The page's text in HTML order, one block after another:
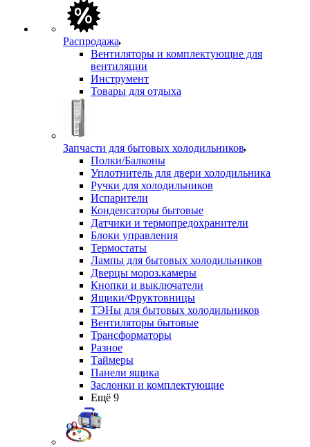
Распродажа
Вентиляторы и комплектующие для
вентиляции
Инструмент
Товары для отдыха
Запчасти для бытовых холодильников
Полки/Балконы
Уплотнитель для двери холодильника
Ручки для холодильников
Испарители
Конденсаторы бытовые
Датчики и термопредохранители
Блоки управления
Термостаты
Лампы для бытовых холодильников
Дверцы мороз.камеры
Кнопки и выключатели
Ящики/Фруктовницы
ТЭНы для бытовых холодильников
Вентиляторы бытовые
Трансформаторы
Разное
Таймеры
Панели ящика
Заслонки и комплектующие
Ещё 9